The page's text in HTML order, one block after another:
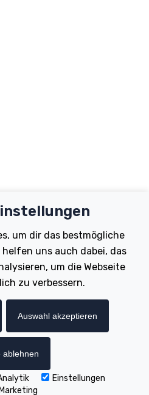
Bikes 2023. Website by Chorley
um dir das bestmögliche
helfen uns auch dabei, das
um die Webseite
zu verbessern.
Auswahl akzeptieren
ablehnen
Einstellungen
Marketing